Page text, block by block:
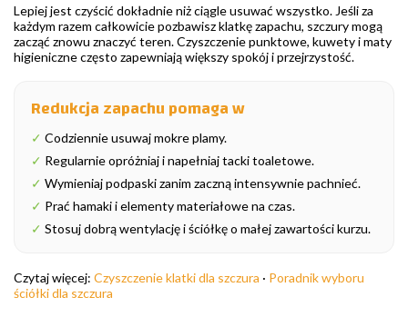
Lepiej jest czyścić dokładnie niż ciągle usuwać wszystko. Jeśli za
każdym razem całkowicie pozbawisz klatkę zapachu, szczury mogą
zacząć znowu znaczyć teren. Czyszczenie punktowe, kuwety i maty
higieniczne często zapewniają większy spokój i przejrzystość.
Redukcja zapachu pomaga w
✓ Codziennie usuwaj mokre plamy.
✓ Regularnie opróżniaj i napełniaj tacki toaletowe.
✓ Wymieniaj podpaski zanim zaczną intensywnie pachnieć.
✓ Prać hamaki i elementy materiałowe na czas.
✓ Stosuj dobrą wentylację i ściółkę o małej zawartości kurzu.
Czytaj więcej: Czyszczenie klatki dla szczura · Poradnik wyboru
ściółki dla szczura